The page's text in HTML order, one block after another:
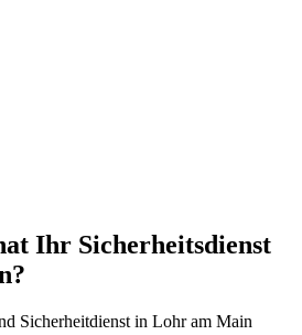
Ihr Sicherheitsdienst